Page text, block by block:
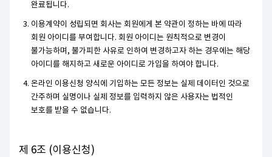
완료됩니다.
이용계약이 성립되면 회사는 회원에게 본 약관이 정하는 바에 따라
회원 아이디를 부여합니다. 회원 아이디는 원칙적으로 변경이
불가능하며, 불가피한 사유로 인하여 변경하고자 하는 경우에는 해당
아이디를 해지하고 새로운 아이디로 가입을 하여야 합니다.
온라인 이용신청 양식에 기입하는 모든 정보는 실제 데이터인 것으로
간주하며 실명이나 실제 정보를 입력하지 않은 사용자는 법적인
보호를 받을 수 없습니다.
제 6조 (이용신청)